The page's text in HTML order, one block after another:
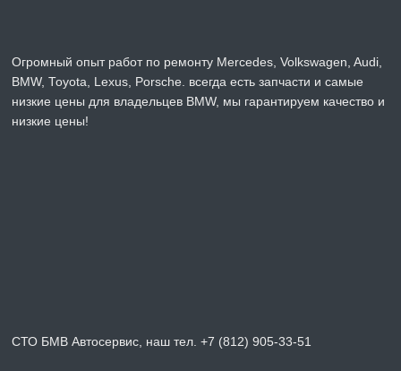
Огромный опыт работ по ремонту Mercedes, Volkswagen, Audi,
BMW, Toyota, Lexus, Porsche. всегда есть запчасти и самые
низкие цены для владельцев BMW, мы гарантируем качество и
низкие цены!
СТО БМВ Автосервис, наш тел. +7 (812) 905-33-51